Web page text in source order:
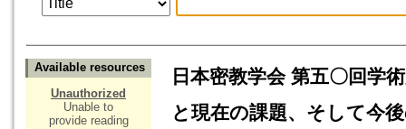
Available resources
Unauthorized
Unable to
provide reading
日本密教学会 第五〇回学
と現在の課題、そして今